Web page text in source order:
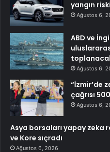
yangın
Ağustos 6,
ABD ve
Ağustos 6,
“İzmir’de
çağrısı
Ağustos 6,
Asya borsaları yapay zeka
ve Kore sıçradı
Ağustos 6, 2026